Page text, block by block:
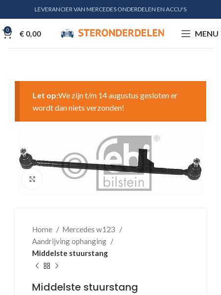
LEVERANCIER VAN MERCEDES ONDERDELEN EN ACCU'S
0 € 0,00 MENU
Let op:We zijn t/m 14 augustus gesloten er
wordt dan niets verzonden!
Klik voor vergroting
Home
Mercedes w123
Aandrijving ophanging
Middelste stuurstang
Middelste stuurstang